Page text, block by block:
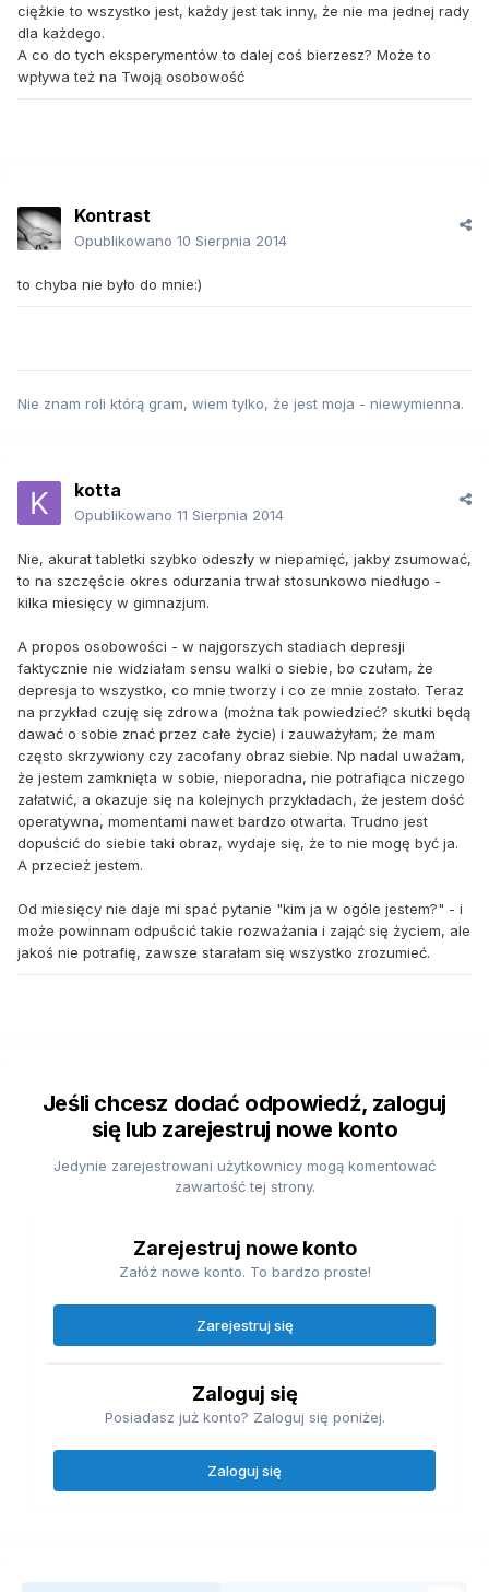
ciężkie to wszystko jest, każdy jest tak inny, że nie ma jednej rady
dla każdego.
A co do tych eksperymentów to dalej coś bierzesz? Może to
wpływa też na Twoją osobowość
Kontrast
Opublikowano 10 Sierpnia 2014
to chyba nie było do mnie:)
Nie znam roli którą gram, wiem tylko, że jest moja - niewymienna.
kotta
Opublikowano 11 Sierpnia 2014
Nie, akurat tabletki szybko odeszły w niepamięć, jakby zsumować,
to na szczęście okres odurzania trwał stosunkowo niedługo -
kilka miesięcy w gimnazjum.
A propos osobowości - w najgorszych stadiach depresji
faktycznie nie widziałam sensu walki o siebie, bo czułam, że
depresja to wszystko, co mnie tworzy i co ze mnie zostało. Teraz
na przykład czuję się zdrowa (można tak powiedzieć? skutki będą
dawać o sobie znać przez całe życie) i zauważyłam, że mam
często skrzywiony czy zacofany obraz siebie. Np nadal uważam,
że jestem zamknięta w sobie, nieporadna, nie potrafiąca niczego
załatwić, a okazuje się na kolejnych przykładach, że jestem dość
operatywna, momentami nawet bardzo otwarta. Trudno jest
dopuścić do siebie taki obraz, wydaje się, że to nie mogę być ja.
A przecież jestem.
Od miesięcy nie daje mi spać pytanie "kim ja w ogóle jestem?" - i
może powinnam odpuścić takie rozważania i zająć się życiem, ale
jakoś nie potrafię, zawsze starałam się wszystko zrozumieć.
Jeśli chcesz dodać odpowiedź, zaloguj
się lub zarejestruj nowe konto
Jedynie zarejestrowani użytkownicy mogą komentować
zawartość tej strony.
Zarejestruj nowe konto
Załóż nowe konto. To bardzo proste!
Zarejestruj się
Zaloguj się
Posiadasz już konto? Zaloguj się poniżej.
Zaloguj się